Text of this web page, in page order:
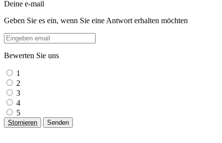
Deine e-mail
Geben Sie es ein, wenn Sie eine Antwort erhalten möchten
Bewerten Sie uns
1
2
3
4
5
Stornieren Senden